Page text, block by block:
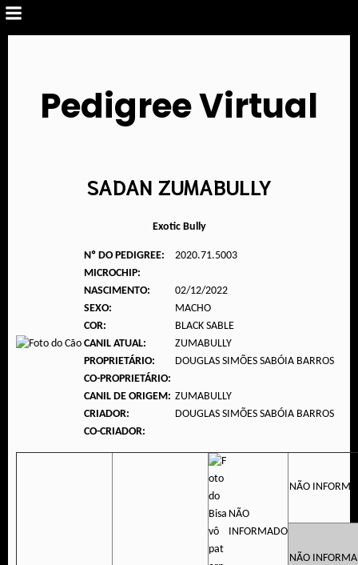
Pedigree Virtual
SADAN ZUMABULLY
Exotic Bully
Nº DO PEDIGREE:
2020.71.5003
MICROCHIP:
NASCIMENTO:
02/12/2022
SEXO:
MACHO
COR:
BLACK SABLE
CANIL ATUAL:
ZUMABULLY
PROPRIETÁRIO:
DOUGLAS SIMÕES SABÓIA BARROS
CO-PROPRIETÁRIO:
CANIL DE ORIGEM: ZUMABULLY
CRIADOR:
DOUGLAS SIMÕES SABÓIA BARROS
CO-CRIADOR:
NÃO
INFORMADO
NÃO
NÃO